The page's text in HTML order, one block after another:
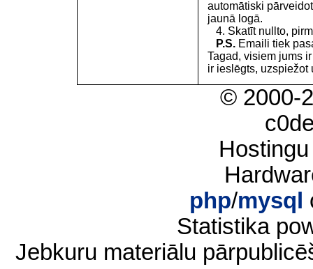
automātiski
jaunā logā.
4. Skatīt nullto,
P.S. Emaili tiek
Tagad, visiem jums
ir ieslēgts, uzspiežot
© 2000-
php/mysql
Statistika
Jebkuru materiālu